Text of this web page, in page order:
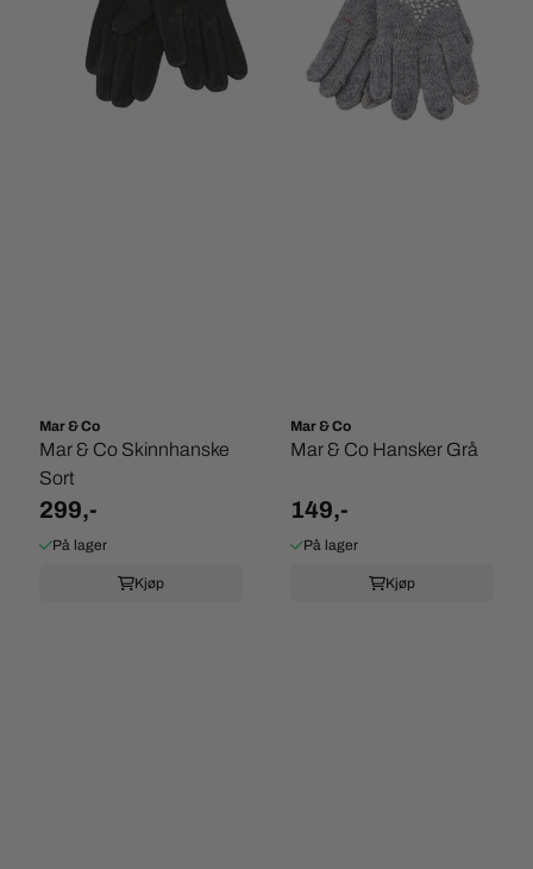
Mar & Co
Mar & Co Skinnhanske
Sort
299,-
På lager
Kjøp
Mar & Co
Mar & Co Hansker Grå
149,-
På lager
Kjøp